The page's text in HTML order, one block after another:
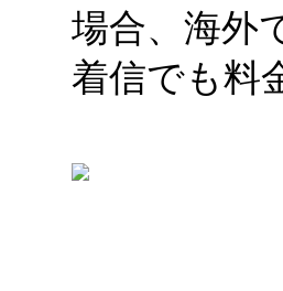
場合、海外
着信でも料